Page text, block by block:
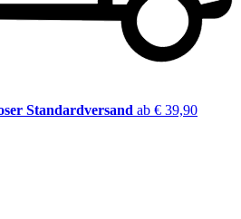
Standardversand ab € 39,90